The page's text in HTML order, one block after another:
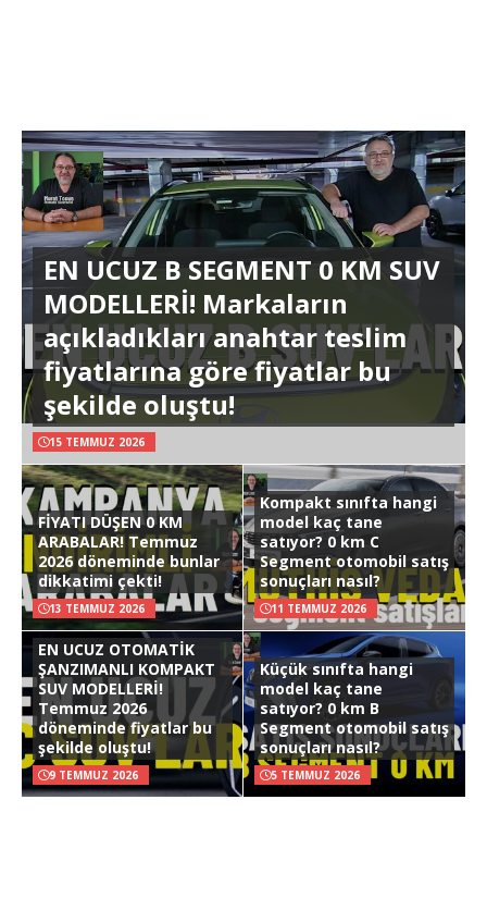
EN UCUZ B SEGMENT 0 KM SUV
MODELLERİ! Markaların
açıkladıkları anahtar teslim
fiyatlarına göre fiyatlar bu
şekilde oluştu!
15 TEMMUZ 2026
FİYATI DÜŞEN 0 KM
ARABALAR! Temmuz
2026 döneminde bunlar
dikkatimi çekti!
13 TEMMUZ 2026
Kompakt sınıfta hangi
model kaç tane
satıyor? 0 km C
Segment otomobil satış
sonuçları nasıl?
11 TEMMUZ 2026
EN UCUZ OTOMATİK
ŞANZIMANLI KOMPAKT
SUV MODELLERİ!
Temmuz 2026
döneminde fiyatlar bu
şekilde oluştu!
9 TEMMUZ 2026
Küçük sınıfta hangi
model kaç tane
satıyor? 0 km B
Segment otomobil satış
sonuçları nasıl?
5 TEMMUZ 2026